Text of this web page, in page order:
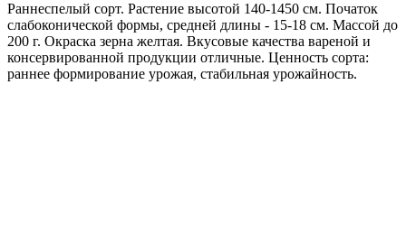
Раннеспелый сорт. Растение высотой 140-1450 см. Початок
слабоконической формы, средней длины - 15-18 см. Массой до
200 г. Окраска зерна желтая. Вкусовые качества вареной и
консервированной продукции отличные. Ценность сорта:
раннее формирование урожая, стабильная урожайность.